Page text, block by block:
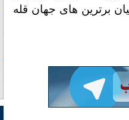
برترین های جهان قله